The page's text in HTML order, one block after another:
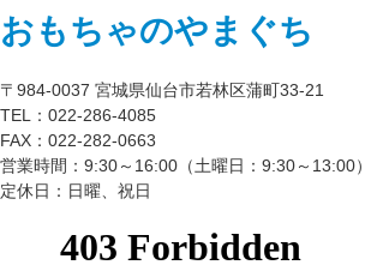
おもちゃのやまぐち
〒984-0037 宮城県仙台市若林区蒲町33-21
TEL：022-286-4085
FAX：022-282-0663
営業時間：9:30～16:00（土曜日：9:30～13:00）
定休日：日曜、祝日